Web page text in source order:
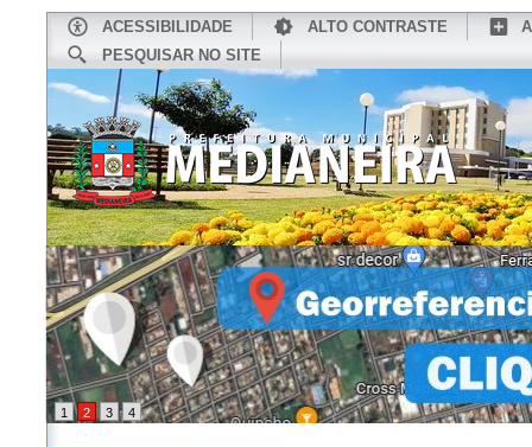
ACESSIBILIDADE ALTO CONTRASTE
PESQUISAR NO SITE
INÍCIO CONHEÇA MEDIANEIRA
1 2 3 4